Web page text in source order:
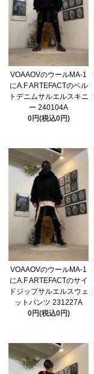
VOAAOVのウールMA-1
にA.F ARTEFACTのベル
トデニムサルエルスキニ
ー 240104A
0円(税込0円)
VOAAOVのウールMA-1
にA.F ARTEFACTのサイ
ドジップサルエルスウェ
ットパンツ 231227A
0円(税込0円)